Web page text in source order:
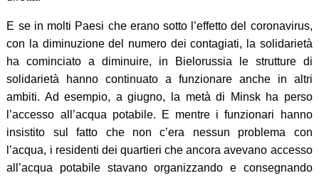
E se in molti Paesi che erano sotto l’effetto del coronavirus,
con la diminuzione del numero dei contagiati, la solidarietà
ha cominciato a diminuire, in Bielorussia le strutture di
solidarietà hanno continuato a funzionare anche in altri
ambiti. Ad esempio, a giugno, la metà di Minsk ha perso
l’accesso all’acqua potabile. E mentre i funzionari hanno
insistito sul fatto che non c’era nessun problema con
l’acqua, i residenti dei quartieri che ancora avevano accesso
all’acqua potabile stavano organizzando e consegnando